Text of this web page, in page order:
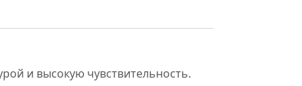
и высокую чувствительность.